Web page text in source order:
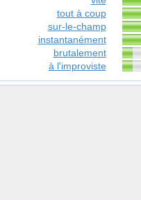
tout à coup
sur-le-champ
instantanément
brutalement
à l'improviste